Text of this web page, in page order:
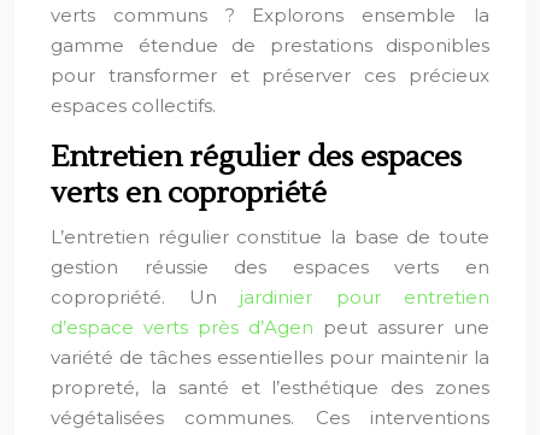
verts communs ? Explorons ensemble la
gamme étendue de prestations disponibles
pour transformer et préserver ces précieux
espaces collectifs.
Entretien régulier des espaces
verts en copropriété
L’entretien régulier constitue la base de toute
gestion réussie des espaces verts en
copropriété. Un jardinier pour entretien
d’espace verts près d’Agen peut assurer une
variété de tâches essentielles pour maintenir la
propreté, la santé et l’esthétique des zones
végétalisées communes. Ces interventions